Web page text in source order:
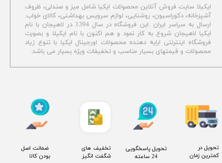
ایکیلا سایت فروش آنلاین محصولات ایکیا شامل میز و صندلی، ظروف
آشپزخانه، دکوراسیون، روشنایی، لوازم سرویس بهداشتی، کالای خواب.
ارسال به سراسر ایران .این فروشگاه در سال 1394 در لاهیجان با نام
ایکیا لاهیجان شروع به کار نمود و هم اکنون با نام ایکیلا و بصورت
فروشگاه اینترنتی ارایه دهنده محصولات اورجینال ایکیا با تنوع زیاد
محصولات و قیمتهای بسیار مناسب و تخفیفات ویژه بسیار می باشد.
​تحویل در
کمترین زمان
​تحویل پاسخگویی
24 ساعته
​تخفیف های
شگفت انگیز
​ ضمانت اصل
بودن کالا